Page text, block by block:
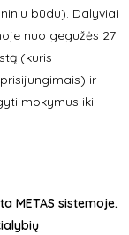
būdu). Dalyviai
nuo gegužės 27
(kuris
ir
mokymus iki
METAS sistemoje.